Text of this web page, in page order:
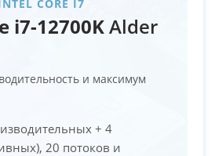
CORE I7
i7-12700KAlder
и максимум
+ 4
20 потоков и